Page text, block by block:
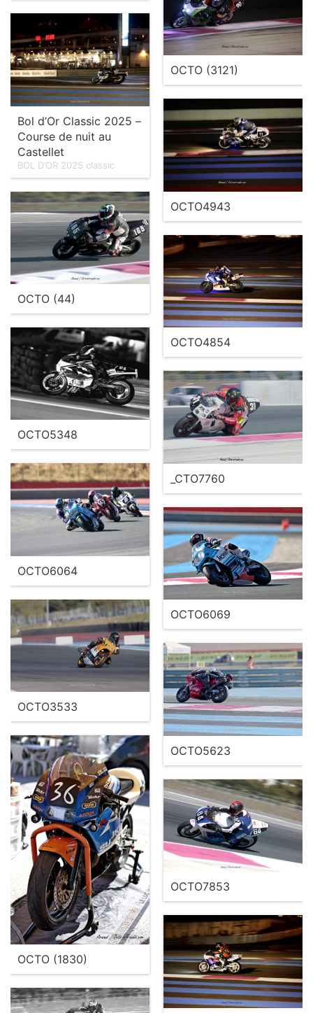
OCTO (3121)
Bol d’Or Classic 2025 –
Course de nuit au
Castellet
BOL D’OR 2025 classic
OCTO4943
OCTO (44)
OCTO4854
OCTO5348
_CTO7760
OCTO6064
OCTO6069
OCTO3533
OCTO5623
OCTO (1830)
OCTO7853